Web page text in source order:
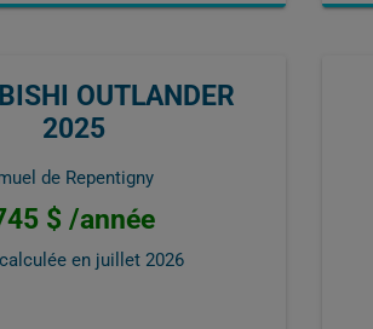
OUTLANDER
2025
de Repentigny
$ /année
en juillet 2026